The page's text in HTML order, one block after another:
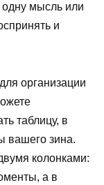
мысль или
и
организации
таблицу, в
вашего зина.
колонками:
а в